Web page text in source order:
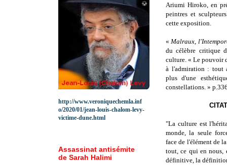
Ariumi Hiroko, en
peintres et
cette exposition.
« Malraux,
du célèbre critique
culture. « Le pouvoir
à l'admiration : tout
plus d'une
constellations. »
"La culture est
monde, la seule
face de l'élément de
tout, ce qui en nous,
définitive, la
http://www.veroniquechemla.inf
o/2020/01/jean-louis-chalom-levy-
victime-dune.html
Assassinat antisémite
de Sarah Halimi